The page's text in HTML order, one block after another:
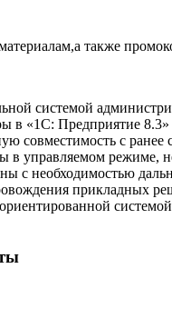
также
системой
в «1С: Предприятие
совместимость с
в управляемом
с необходимостью
прикладных